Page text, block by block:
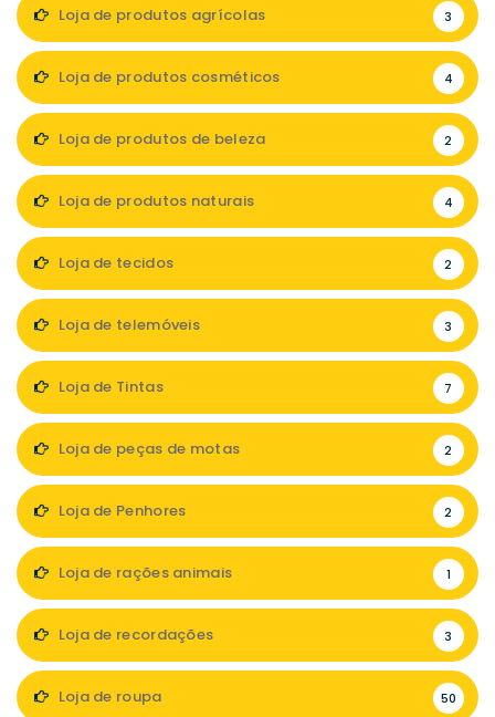
Loja de produtos agrícolas 3
Loja de produtos cosméticos 4
Loja de produtos de beleza 2
Loja de produtos naturais 4
Loja de tecidos 2
Loja de telemóveis 3
Loja de Tintas 7
Loja de peças de motas 2
Loja de Penhores 2
Loja de rações animais 1
Loja de recordações 3
Loja de roupa 50